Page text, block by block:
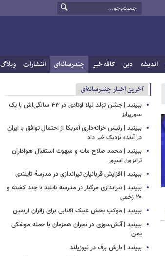
اندیشه دین کافه خبر چندرسانه‌ای انتشارات وبلاگ
آخرین اخبار چندرسانه‌ای
ببینید | جشن تولد لیلا اوتادی در ۴۳ سالگی‌اش با یک
سورپرایز
ببینید | رئیس خزانه‌داری آمریکا از احتمال توافق با ایران
در آینده نزدیک خبر داد
ببینید | محمد صلاح مات و مبهوت استقبال هواداران
ترابزون اسپور
ببینید | افزایش قربانیان تیراندازی در مدرسۀ تایلندی
ببینید | تیراندازی مرگبار در مدرسه‌ تایلند با چند کشته و
۲۰ زخمی
ببینید | موکب پخش عینک آفتابی برای زائران اربعین
ببینید | آتش‌سوزی در نجران همزمان با حمله موشکی
یمن
ببینید | بارش برف در نیوزیلند